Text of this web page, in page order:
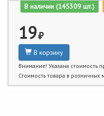
В наличии (145309 шт.)
19
В корзину
Внимание! Указана стоимость
Стоимость товара в розничных